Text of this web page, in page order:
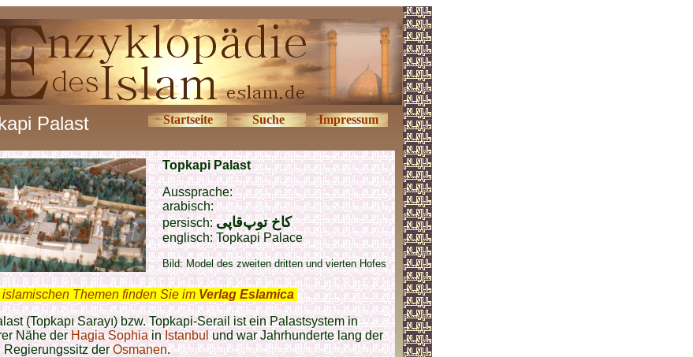
Palast Startseite Suche Impressum
Topkapi Palast
Aussprache:
arabisch:
persisch:کاخ توپ‌قاپی
englisch:Topkapi Palace
Bild: Model des zweiten dritten und vierten Hofes
Themen finden Sie im Verlag Eslamica
(Topkapı Sarayı) bzw. Topkapi-Serail ist ein Palastsystem in
Nähe derHagia Sophiain Istanbulund war Jahrhunderte lang der
Regierungssitz derOsmanen.